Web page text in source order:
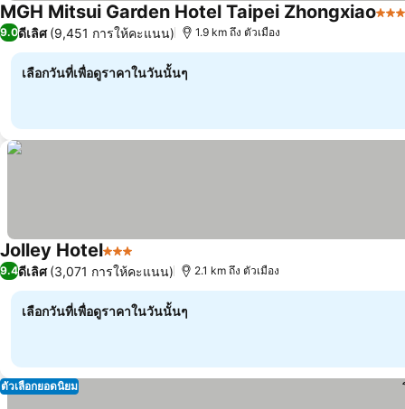
MGH Mitsui Garden Hotel Taipei Zhongxiao4 ด
9.0ดีเลิศ (9,451 การให้คะแนน) 1.9 km ถึง ตัวเมือง
เลือกวันที่เพื่อดูราคาในวันนั้นๆ
Jolley Hotel3 ดาว
9.4ดีเลิศ (3,071 การให้คะแนน) 2.1 km ถึง ตัวเมือง
เลือกวันที่เพื่อดูราคาในวันนั้นๆ
ตัวเลือกยอดนิยม